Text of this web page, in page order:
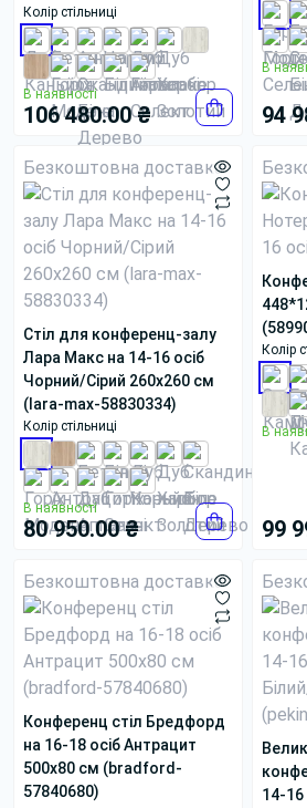
Колір стільниці
В наявності
106 480.00 ₴
В
94
Безкоштовна доставка
Стіл для конференц-залу
Лара Макс на 14-16 осіб
Чорний/Сірий 260x260 см
(lara-max-58830334)
Колір стільниці
В наявності
80 950.00 ₴
Колір
В
99
Безкоштовна доставка
Конференц стіл Бредфорд
на 16-18 осіб Антрацит
500x80 см (bradford-
57840680)
14-16